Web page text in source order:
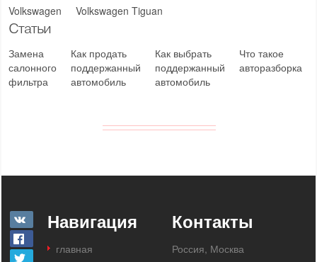
Volkswagen Volkswagen Tiguan
Статьи
Замена
салонного
фильтра
Как продать
поддержанный
автомобиль
Как выбрать
поддержанный
автомобиль
Что такое
авторазборка
Навигация
главная
Контакты
Россия, Москва